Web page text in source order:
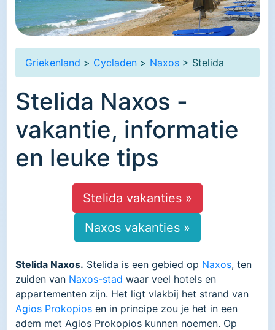
Griekenland > Cycladen > Naxos > Stelida
Stelida Naxos -
vakantie, informatie
en leuke tips
Stelida vakanties »
Naxos vakanties »
Stelida Naxos. Stelida is een gebied op Naxos, ten
zuiden van Naxos-stad waar veel hotels en
appartementen zijn. Het ligt vlakbij het strand van
Agios Prokopios en in principe zou je het in een
adem met Agios Prokopios kunnen noemen. Op